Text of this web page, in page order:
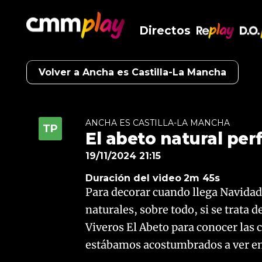
Directos
Volver a Ancha es Castilla-La Mancha
ANCHA ES CASTILLA-LA MANCHA
El abeto natural
19/11/2024 21:15
Duración del video 2m 45s
Para decorar cuando llega
naturales, sobre todo, si se trata
Viveros El Abeto para conocer las
estábamos acostumbrados a ver